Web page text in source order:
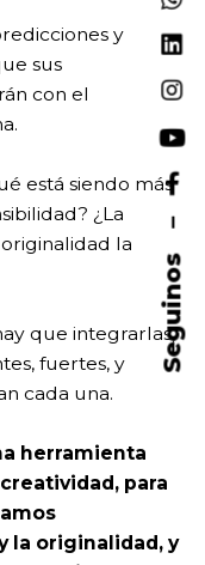
Seguinos
y
sus
con el
está siendo más
¿La
la
que integrarlas,
fuertes, y
cada una.
herramienta
para
la originalidad, y